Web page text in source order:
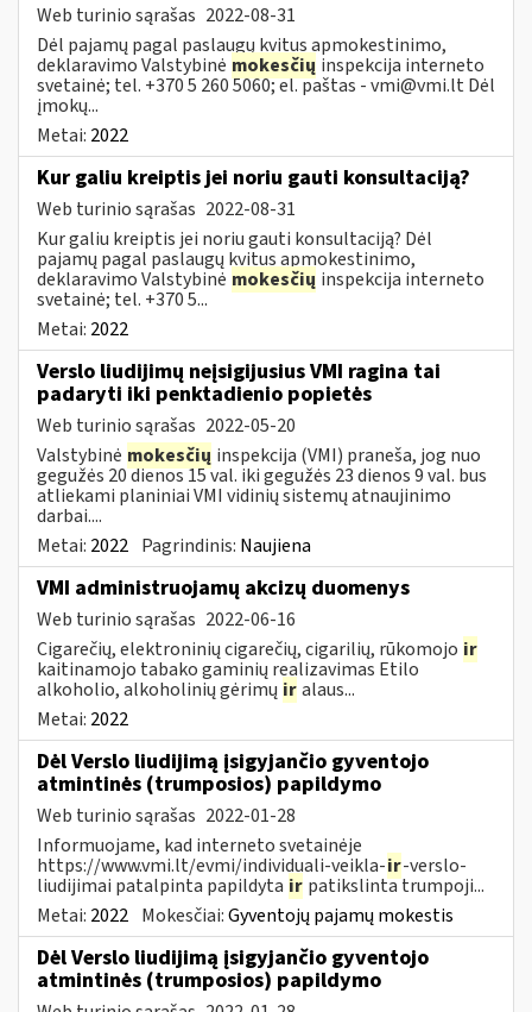
Web turinio sąrašas 2022-08-31
Dėl pajamų pagal paslaugų kvitus apmokestinimo,
deklaravimo Valstybinė mokesčių inspekcija interneto
svetainė; tel. +370 5 260 5060; el. paštas -vmi@vmi.ltDėl
įmokų...
Metai: 2022
Kur galiu kreiptis jei noriu gauti konsultaciją?
Web turinio sąrašas 2022-08-31
Kur galiu kreiptis jei noriu gauti konsultaciją? Dėl
pajamų pagal paslaugų kvitus apmokestinimo,
deklaravimo Valstybinė mokesčių inspekcija interneto
svetainė; tel. +370 5...
Metai: 2022
Verslo liudijimų neįsigijusius VMI ragina tai
padaryti iki penktadienio popietės
Web turinio sąrašas 2022-05-20
Valstybinė mokesčių inspekcija (VMI) praneša, jog nuo
gegužės 20 dienos 15 val. iki gegužės 23 dienos 9 val. bus
atliekami planiniai VMI vidinių sistemų atnaujinimo
darbai....
Metai: 2022 Pagrindinis: Naujiena
VMI administruojamų akcizų duomenys
Web turinio sąrašas 2022-06-16
Cigarečių, elektroninių cigarečių, cigarilių, rūkomojo ir
kaitinamojo tabako gaminių realizavimas Etilo
alkoholio, alkoholinių gėrimų iralaus...
Metai: 2022
Dėl Verslo liudijimą įsigyjančio gyventojo
atmintinės (trumposios) papildymo
Web turinio sąrašas 2022-01-28
Informuojame, kad interneto svetainėje
https://www.vmi.lt/evmi/individuali-veikla-ir-verslo-
liudijimai patalpinta papildyta ir patikslinta trumpoji...
Metai: 2022 Mokesčiai:Gyventojų pajamų mokestis
Dėl Verslo liudijimą įsigyjančio gyventojo
atmintinės (trumposios) papildymo